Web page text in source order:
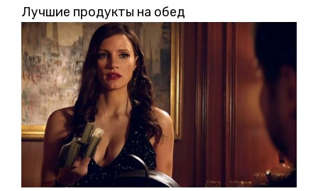
Лучшие продукты на обед